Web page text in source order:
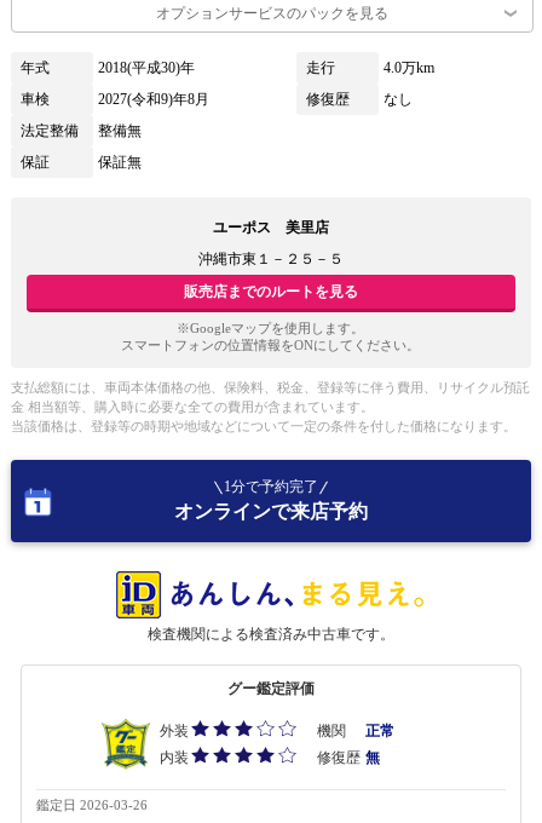
オプションサービスのパックを見る
年式 2018(平成30)年 走行
4.0万km
車検
2027(令和9)年8月 修復歴
なし
法定整備
整備無
保証
保証無
ユーポス 美里店
沖縄市東１－２５－５
販売店までのルートを見る
※Googleマップを使用します。
スマートフォンの位置情報をONにしてください。
支払総額には、車両本体価格の他、保険料、税金、登録等に伴う費用、リサイクル預託
金 相当額等、購入時に必要な全ての費用が含まれています。
当該価格は、登録等の時期や地域などについて一定の条件を付した価格になります。
1分で予約完了
オンラインで来店予約
検査機関による検査済み中古車です。
グー鑑定評価
外装 機関
正常
内装
修復歴 無
鑑定日 2026-03-26